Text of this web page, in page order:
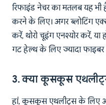
रिफाइंड नेचर का मतलब यह भी
करने के लिए। अगर ब्लोटिंग
करें, थोरो चूइंग एनश्योर करें,
गट हेल्थ के लिए ज्यादा फाइबर
3. क्या कूसकूस
हां, कूसकूस एथलीट्स के लिए